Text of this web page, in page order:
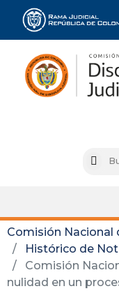
Comisión Nacional
Histórico de
Comisión
nulidad en un